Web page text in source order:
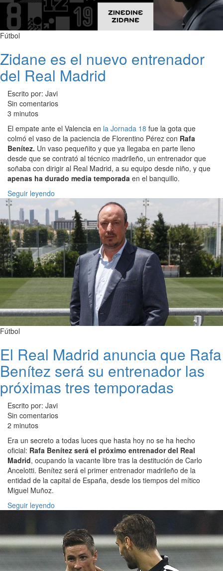
Fútbol
Zidane es el nuevo entrenador
del Real Madrid
Escrito por: Javi
Sin comentarios
3 minutos
El empate ante el Valencia en la Jornada 18 fue la gota que
colmó el vaso de la paciencia de Florentino Pérez con Rafa
Benítez. Un vaso pequeñito y que ya llegaba en parte lleno
desde que se contrató al técnico madrileño, un entrenador que
soñaba con dirigir al Real Madrid, a su equipo desde niño, y que
apenas ha durado media temporada en el banquillo.
Seguir leyendo
Fútbol
El Real Madrid anuncia que Rafa
Benítez será su entrenador las
próximas tres temporadas
Escrito por: Javi
Sin comentarios
2 minutos
Era un secreto a todas luces que hasta hoy no se ha hecho
oficial: Rafa Benítez será el próximo entrenador del Real
Madrid, ocupando la vacante libre tras la destitución de Carlo
Ancelotti. Benítez será el primer entrenador madrileño de la
entidad de la capital de España, desde los tiempos del mítico
Miguel Muñoz.
Seguir leyendo